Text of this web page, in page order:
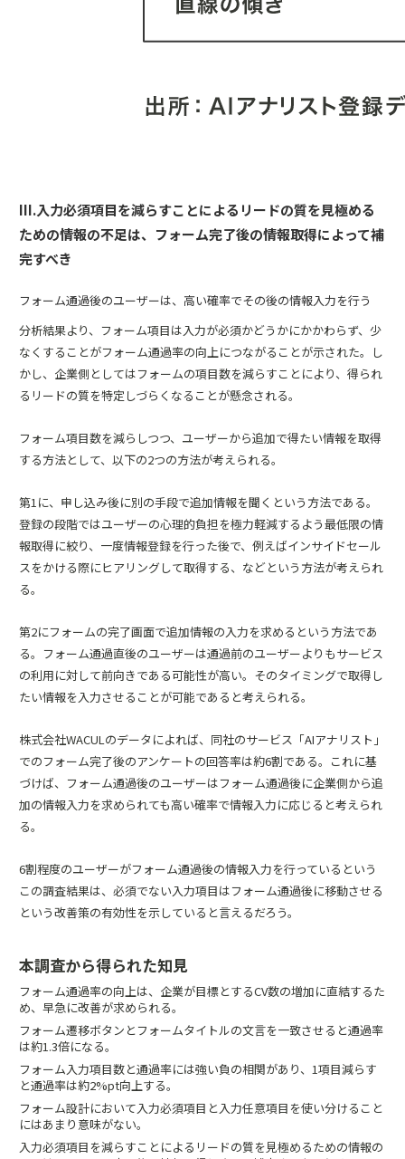
III.入力必須項目を減らすことによるリードの質を見極める
ための情報の不足は、フォーム完了後の情報取得によって補
完すべき
フォーム通過後のユーザーは、高い確率でその後の情報入力を行う
分析結果より、フォーム項目は入力が必須かどうかにかかわらず、少
なくすることがフォーム通過率の向上につながることが示された。し
かし、企業側としてはフォームの項目数を減らすことにより、得られ
るリードの質を特定しづらくなることが懸念される。
フォーム項目数を減らしつつ、ユーザーから追加で得たい情報を取得
する方法として、以下の2つの方法が考えられる。
第1に、申し込み後に別の手段で追加情報を聞くという方法である。
登録の段階ではユーザーの心理的負担を極力軽減するよう最低限の情
報取得に絞り、一度情報登録を行った後で、例えばインサイドセール
スをかける際にヒアリングして取得する、などという方法が考えられ
る。
第2にフォームの完了画面で追加情報の入力を求めるという方法であ
る。フォーム通過直後のユーザーは通過前のユーザーよりもサービス
の利用に対して前向きである可能性が高い。そのタイミングで取得し
たい情報を入力させることが可能であると考えられる。
株式会社WACULのデータによれば、同社のサービス「AIアナリスト 」
でのフォーム完了後のアンケートの回答率は約6割である。これに基
づけば、フォーム通過後のユーザーはフォーム通過後に企業側から追
加の情報入力を求められても高い確率で情報入力に応じると考えられ
る。
6割程度のユーザーがフォーム通過後の情報入力を行っているという
この調査結果は、必須でない入力項目はフォーム通過後に移動させる
という改善策の有効性を示していると言えるだろう。
本調査から得られた知見
フォーム通過率の向上は、企業が目標とするCV数の増加に直結するた
め、早急に改善が求められる。
フォーム遷移ボタンとフォームタイトルの文言を一致させると通過率
は約1.3倍になる。
フォーム入力項目数と通過率には強い負の相関があり、1項目減らす
と通過率は約2%pt向上する。
フォーム設計において入力必須項目と入力任意項目を使い分けること
にはあまり意味がない。
入力必須項目を減らすことによるリードの質を見極めるための情報の